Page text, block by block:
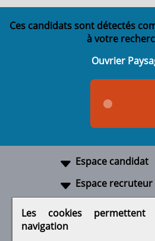
Ces candidats sont détectés
à votre
Ouvrier
Espace candidat
Espace recruteur
Les cookies permettent
navigation